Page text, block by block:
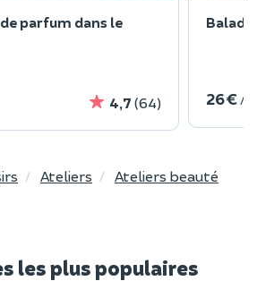
parfum dans le
4,7 (64) 26 € /
Ateliers
Ateliers beauté
les plus populaires